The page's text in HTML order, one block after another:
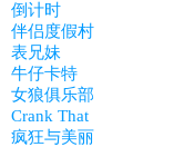
倒计时
伴侣度假村
表兄妹
牛仔卡特
女狼俱乐部
Crank That
疯狂与美丽